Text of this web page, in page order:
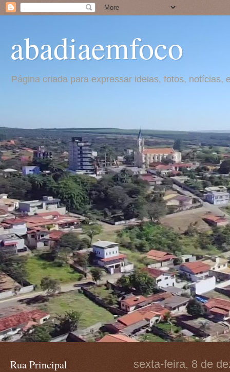
abadiaemfoco
Página criada para expressar ideias, fotos,
sexta-feira, 8 de
Rua Principal